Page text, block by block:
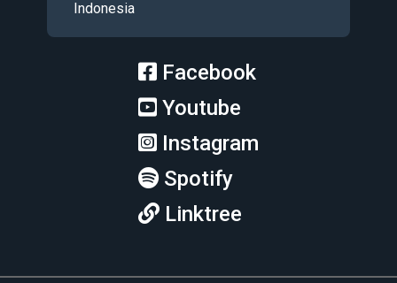
Indonesia
Facebook
Youtube
Instagram
Spotify
Linktree